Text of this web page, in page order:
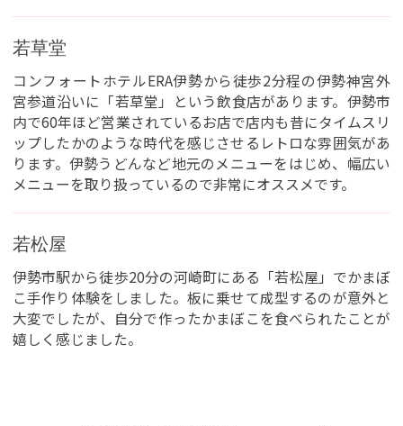
若草堂
コンフォートホテルERA伊勢から徒歩2分程の伊勢神宮外
宮参道沿いに「若草堂」という飲食店があります。伊勢市
内で60年ほど営業されているお店で店内も昔にタイムスリ
ップしたかのような時代を感じさせるレトロな雰囲気があ
ります。伊勢うどんなど地元のメニューをはじめ、幅広い
メニューを取り扱っているので非常にオススメです。
若松屋
伊勢市駅から徒歩20分の河崎町にある「若松屋」でかまぼ
こ手作り体験をしました。板に乗せて成型するのが意外と
大変でしたが、自分で作ったかまぼこを食べられたことが
嬉しく感じました。